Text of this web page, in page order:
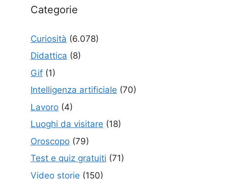
Categorie
Curiosità (6.078)
Didattica (8)
Gif (1)
Intelligenza artificiale (70)
Lavoro (4)
Luoghi da visitare (18)
Oroscopo (79)
Test e quiz gratuiti (71)
Video storie (150)